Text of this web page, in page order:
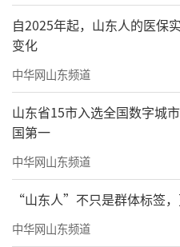
输入，输入是积累的
的读书输入，没有深
作输出便会空洞无物
有写作输出，读书输
以转化为自身的能力
西，才能算是自己的，
以输出倒逼输入
明确目标，从被动接
研，既实现了学以致
自2025年起，山东人的医保
变化
中华网山东频道
山东省15市入选全国数字城
国第一
中华网山东频道
“山东人”不只是群体标签
中华网山东频道